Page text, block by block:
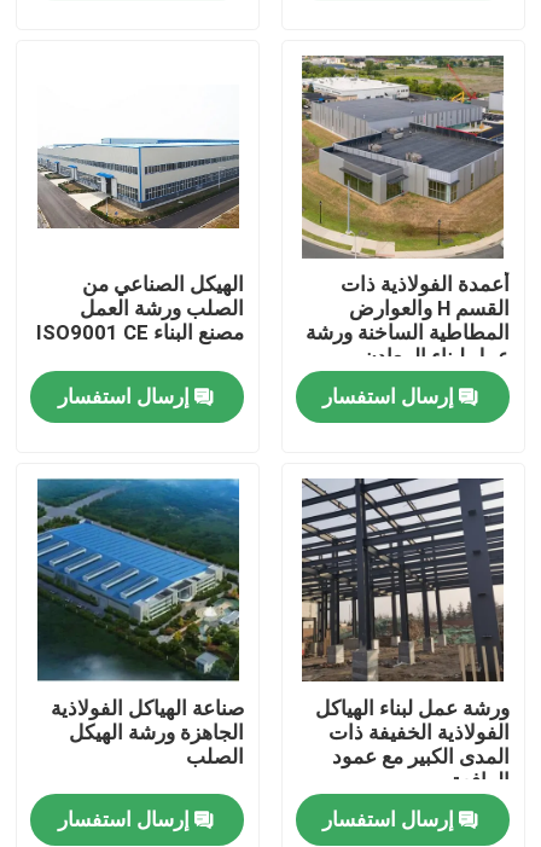
بيت
منتجات
أشرطة فيديو
معلومات عنا
رقابة جودة
اطلب اقتباس
مستودع الهيكل الصلب
ورشة الهياكل الفولاذية
هيكل فولاذي خفيف الوزن
أعمدة الفولاذية ذات
القسم H والعوارض
المطاطية الساخنة ورشة
عمل لبناء المعادن
إرسال استفسار
الهيكل الصناعي من
الصلب ورشة العمل
مصنع البناء ISO9001 CE
إرسال استفسار
ورشة عمل لبناء الهياكل
الفولاذية الخفيفة ذات
المدى الكبير مع عمود
الرافعة
إرسال استفسار
صناعة الهياكل الفولاذية
الجاهزة ورشة الهيكل
الصلب
إرسال استفسار